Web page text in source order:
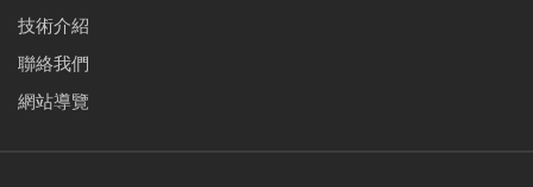
技術介紹
聯絡我們
網站導覽